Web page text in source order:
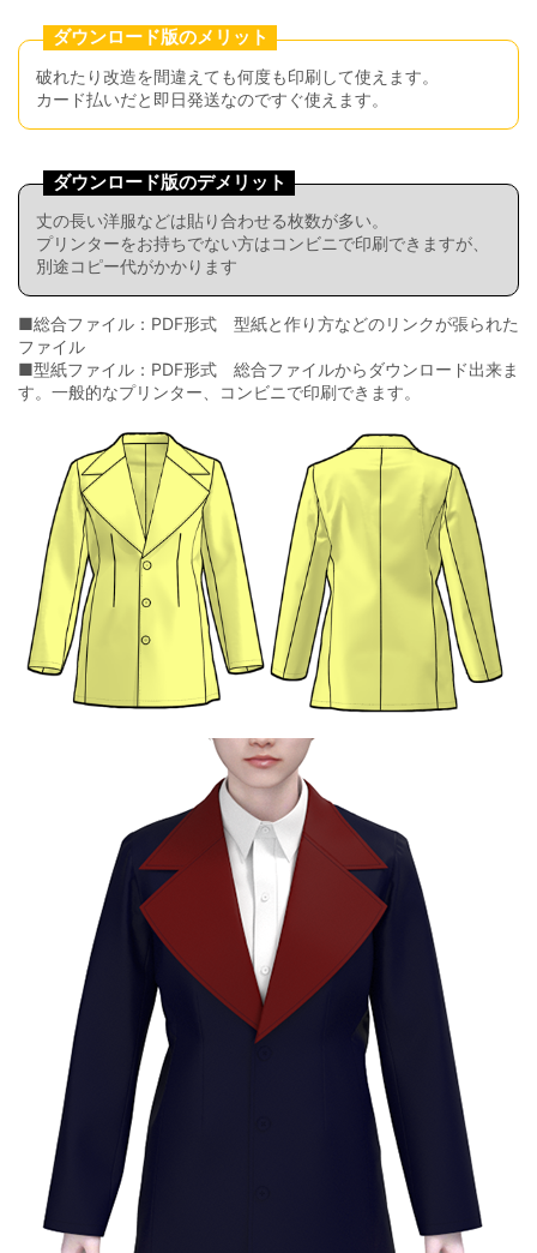
ダウンロード版のメリット
破れたり改造を間違えても何度も印刷して使えます。
カード払いだと即日発送なのですぐ使えます。
ダウンロード版のデメリット
丈の長い洋服などは貼り合わせる枚数が多い。
プリンターをお持ちでない方はコンビニで印刷できますが、
別途コピー代がかかります
■総合ファイル：PDF形式 型紙と作り方などのリンクが張られた
ファイル
■型紙ファイル：PDF形式 総合ファイルからダウンロード出来ま
す。一般的なプリンター、コンビニで印刷できます。